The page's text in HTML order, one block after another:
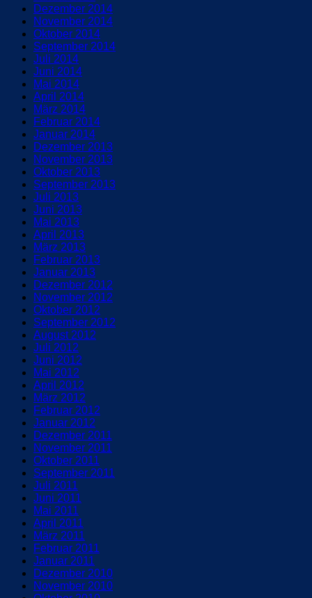
Dezember 2014
November 2014
Oktober 2014
September 2014
Juli 2014
Juni 2014
Mai 2014
April 2014
März 2014
Februar 2014
Januar 2014
Dezember 2013
November 2013
Oktober 2013
September 2013
Juli 2013
Juni 2013
Mai 2013
April 2013
März 2013
Februar 2013
Januar 2013
Dezember 2012
November 2012
Oktober 2012
September 2012
August 2012
Juli 2012
Juni 2012
Mai 2012
April 2012
März 2012
Februar 2012
Januar 2012
Dezember 2011
November 2011
Oktober 2011
September 2011
Juli 2011
Juni 2011
Mai 2011
April 2011
März 2011
Februar 2011
Januar 2011
Dezember 2010
November 2010